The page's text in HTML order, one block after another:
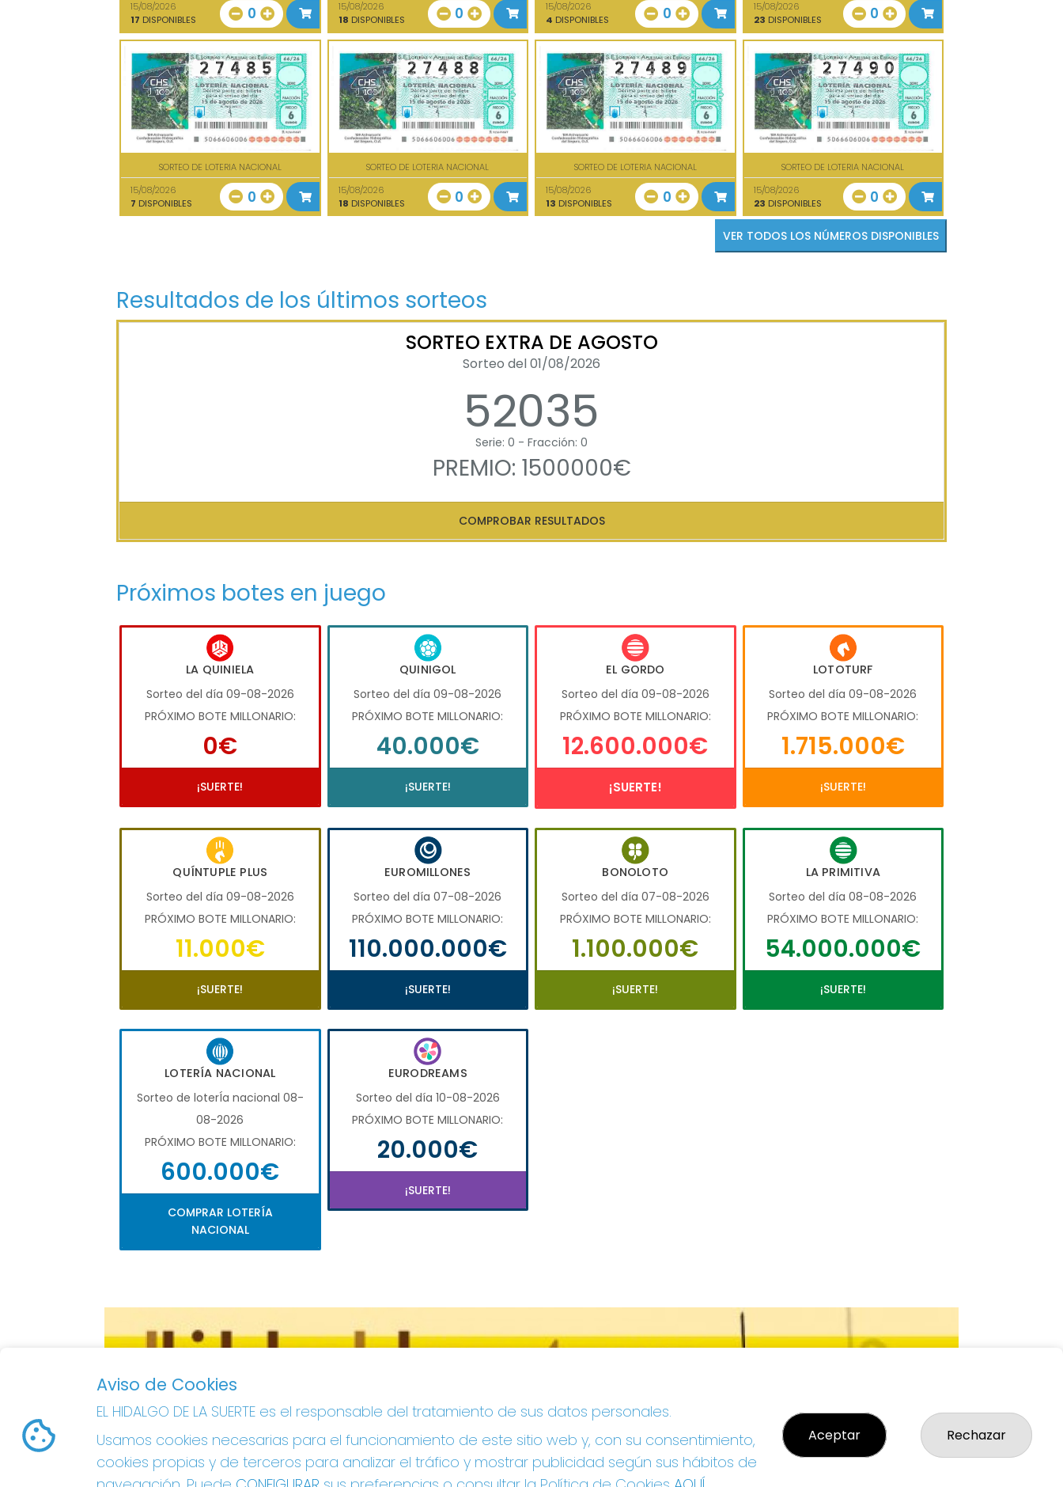
15/08/2026
17 DISPONIBLES 0
15/08/2026
18 DISPONIBLES 0
15/08/2026
4 DISPONIBLES 0
15/08/2026
23 DISPONIBLES 0
SORTEO DE LOTERIA NACIONAL
15/08/2026
7 DISPONIBLES 0
SORTEO DE LOTERIA NACIONAL
15/08/2026
18 DISPONIBLES 0
SORTEO DE LOTERIA NACIONAL
15/08/2026
13 DISPONIBLES 0
SORTEO DE LOTERIA NACIONAL
15/08/2026
23 DISPONIBLES 0
VER TODOS LOS NÚMEROS DISPONIBLES
Resultados de los últimos sorteos
SORTEO EXTRA DE AGOSTO
Sorteo del 01/08/2026
52035
Serie: 0 - Fracción: 0
PREMIO: 1500000€
COMPROBAR RESULTADOS
Próximos botes en juego
LA QUINIELA
Sorteo del día 09-08-2026
PRÓXIMO BOTE MILLONARIO:
0€
¡SUERTE!
QUINIGOL
Sorteo del día 09-08-2026
PRÓXIMO BOTE MILLONARIO:
40.000€
¡SUERTE!
EL GORDO
Sorteo del día 09-08-2026
PRÓXIMO BOTE MILLONARIO:
12.600.000€
¡SUERTE!
LOTOTURF
Sorteo del día 09-08-2026
PRÓXIMO BOTE MILLONARIO:
1.715.000€
¡SUERTE!
QUÍNTUPLE PLUS
Sorteo del día 09-08-2026
PRÓXIMO BOTE MILLONARIO:
11.000€
¡SUERTE!
EUROMILLONES
Sorteo del día 07-08-2026
PRÓXIMO BOTE MILLONARIO:
110.000.000€
¡SUERTE!
BONOLOTO
Sorteo del día 07-08-2026
PRÓXIMO BOTE MILLONARIO:
1.100.000€
¡SUERTE!
LA PRIMITIVA
Sorteo del día 08-08-2026
PRÓXIMO BOTE MILLONARIO:
54.000.000€
¡SUERTE!
LOTERÍA NACIONAL
Sorteo de loterÍa nacional 08-
08-2026
PRÓXIMO BOTE MILLONARIO:
600.000€
COMPRAR LOTERÍA
NACIONAL
EURODREAMS
Sorteo del día 10-08-2026
PRÓXIMO BOTE MILLONARIO:
20.000€
¡SUERTE!
Aviso de Cookies
EL HIDALGO DE LA SUERTE es el responsable del tratamiento de sus datos personales.
Usamos cookies necesarias para el funcionamiento de este sitio web y, con su consentimiento,
cookies propias y de terceros para analizar el tráfico y mostrar publicidad según sus hábitos de
Aceptar Rechazar